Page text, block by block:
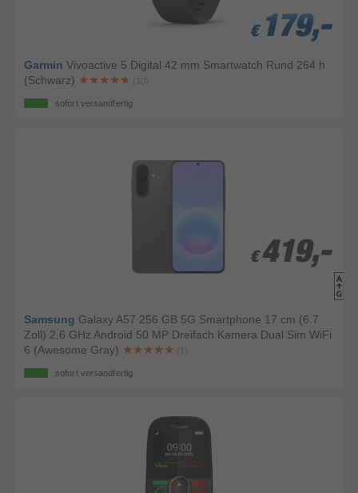
€ 179,-
€ 179,-
€ 179,-
Garmin Vivoactive 5 Digital 42 mm Smartwatch Rund 264 h
(Schwarz)
(10)
sofort versandfertig
€ 419,-
€ 419,-
Samsung Galaxy A57 256 GB 5G Smartphone 17 cm (6.7
Zoll) 2,6 GHz Android 50 MP Dreifach Kamera Dual Sim WiFi
6 (Awesome Gray)
(1)
sofort versandfertig